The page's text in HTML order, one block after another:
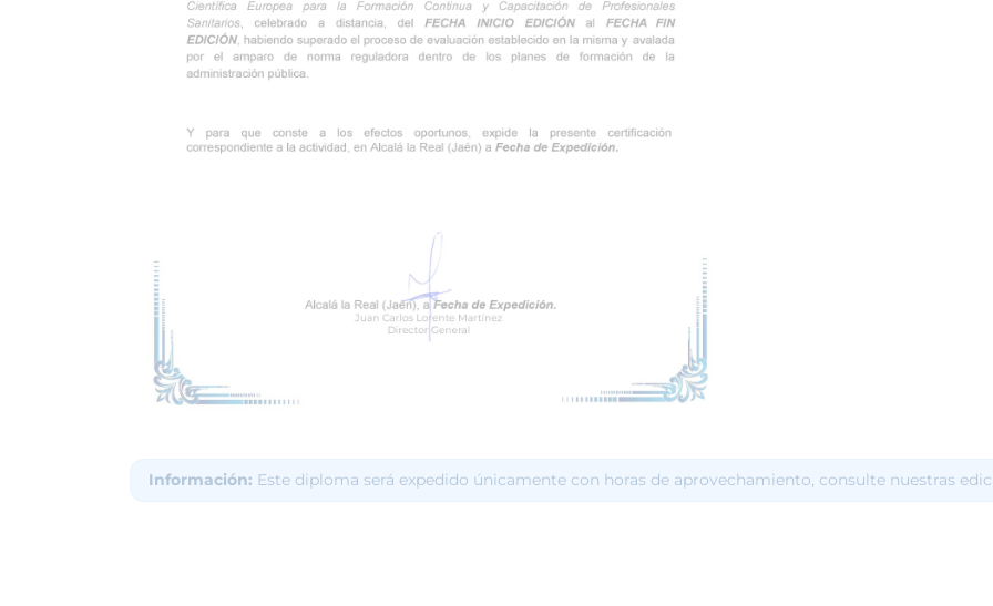
Información: Este diploma será expedido únicamente con horas de aprovechamiento, consulte nuestras